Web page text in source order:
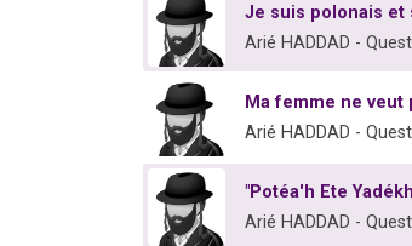
Je suis polonais et
Arié HADDAD -
Ma femme ne veut
Arié HADDAD -
"Potéa'h Ete
Arié HADDAD -